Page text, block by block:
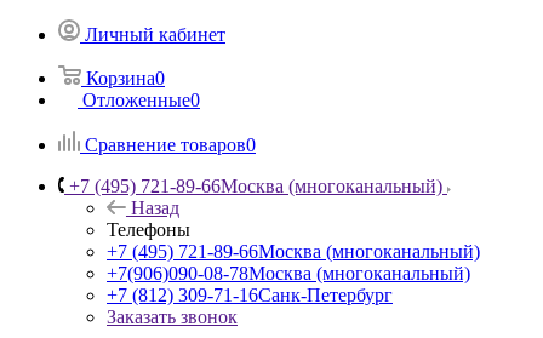
Личный кабинет
Корзина0
Отложенные0
Сравнение товаров0
+7 (495) 721-89-66Москва (многоканальный)
Назад
Телефоны
+7 (495) 721-89-66Москва (многоканальный)
+7(906)090-08-78Москва (многоканальный)
+7 (812) 309-71-16Санк-Петербург
Заказать звонок